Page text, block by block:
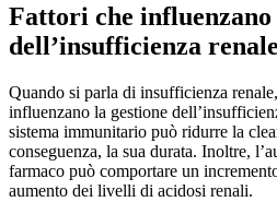
Fattori che influenzano
dell’insufficienza renale
Quando si parla di insufficienza
influenzano la gestione
sistema immunitario può ridurre la
conseguenza, la sua durata. Inoltre,
farmaco può comportare un
aumento dei livelli di acidosi renali.